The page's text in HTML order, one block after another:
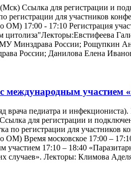
Ссылка для регистрации и
регистрации для участников
ОМ) 17:00 - 17:10 Регистрация
Минздрава России; Рощупкин
России; Данилова Елена
международным участием
врача педиатра и
для регистрации и
по регистрации для участников
ОМ) Время московское 17:00 –
17:10 – 18:40
случаев». Лекторы: Климова